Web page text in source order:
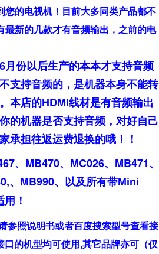
您的电视机！目前大多同类产品都不
最新的几款才有音频输出，之前的电
份以后生产的本本才支持音频
支持音频的，是机器本身不能转
本店的HDMI线材是有音频输出
的机器是否支持音频，对好自己
承担往返运费退换的哦！！
、MB470、MC026、MB471、
、MB990、以及所有带Mini
！
参照说明书或者百度搜索型号查看接
的机型均可使用,其它品牌亦可（仅